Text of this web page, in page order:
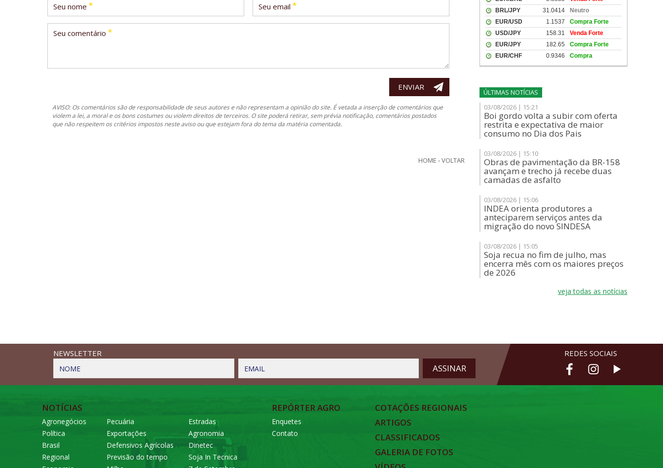
Seu nome * Seu email *
Seu comentário *
AVISO: Os comentários são de responsabilidade de seus autores e não representam a opinião do site. É vetada a inserção de comentários que
violem a lei, a moral e os bons costumes ou violem direitos de terceiros. O site poderá retirar, sem prévia notificação, comentários postados
que não respeitem os critérios impostos neste aviso ou que estejam fora do tema da matéria comentada.
HOME -VOLTAR
ÚLTIMAS NOTÍCIAS
03/08/2026 | 15:21
Boi gordo volta a subir com oferta
restrita e expectativa de maior
consumo no Dia dos Pais
03/08/2026 | 15:10
Obras de pavimentação da BR-158
avançam e trecho já recebe duas
camadas de asfalto
03/08/2026 | 15:06
INDEA orienta produtores a
anteciparem serviços antes da
migração do novo SINDESA
03/08/2026 | 15:05
Soja recua no fim de julho, mas
encerra mês com os maiores preços
de 2026
veja todas as notícias
REDES SOCIAIS
NEWSLETTER
NOME EMAIL
NOTÍCIAS
Agronegócios
Política
Brasil
Regional
Pecuária
Exportações
Defensivos Agrícolas
Previsão do tempo
Estradas
Agronomia
Dinetec
Soja In Tecnica
REPÓRTER AGRO
Enquetes
Contato
COTAÇÕES REGIONAIS
ARTIGOS
CLASSIFICADOS
GALERIA DE FOTOS